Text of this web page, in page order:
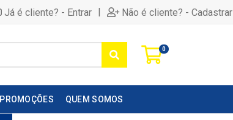
Já é cliente? - Entrar | Não é cliente? - Cadastrar
0
PROMOÇÕES QUEM SOMOS